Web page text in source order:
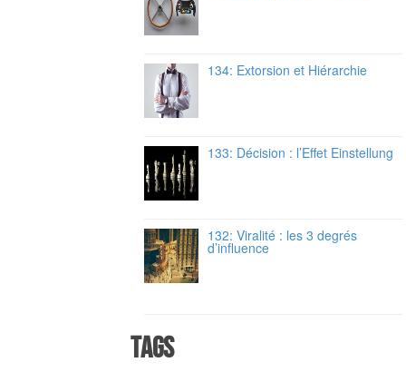
134: Extorsion et Hiérarchie
133: Décision : l’Effet Einstellung
132: Viralité : les 3 degrés
d’influence
Tags